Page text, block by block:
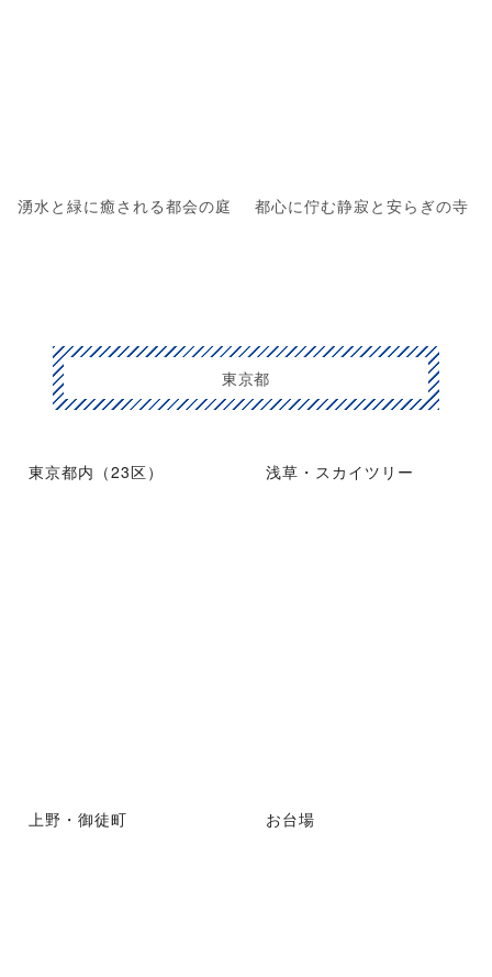
湧水と緑に癒される都会の庭 都心に佇む静寂と安らぎの寺
東京都
東京都内（23区） 浅草・スカイツリー
上野・御徒町 お台場